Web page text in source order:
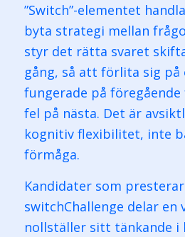
”Switch”-elementet
byta strategi mellan
styr det rätta svaret
gång, så att förlita sig på
fungerade på
fel på nästa. Det är
kognitiv flexibilitet, inte
förmåga.
Kandidater som
switchChallenge delar en
nollställer sitt tänkande i